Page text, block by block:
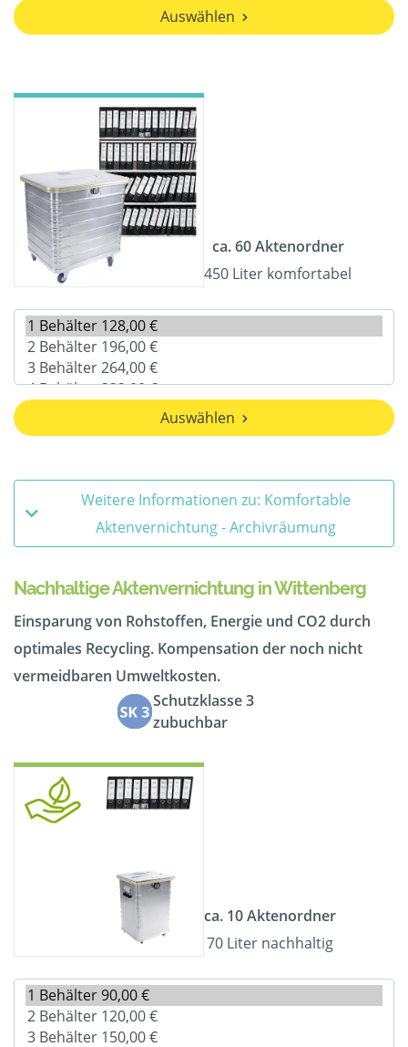
Auswählen
ca. 60 Aktenordner
450 Liter komfortabel
Auswählen
Weitere Informationen zu: Komfortable
Aktenvernichtung - Archivräumung
Nachhaltige Aktenvernichtung in Wittenberg
Einsparung von Rohstoffen, Energie und CO2 durch
optimales Recycling. Kompensation der noch nicht
vermeidbaren Umweltkosten.
Schutzklasse 3
zubuchbar
ca. 10 Aktenordner
70 Liter nachhaltig